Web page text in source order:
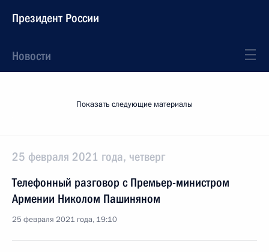
Президент России
Новости
Показать следующие материалы
25 февраля 2021 года, четверг
Телефонный разговор с Премьер-министром
Армении Николом Пашиняном
25 февраля 2021 года, 19:10